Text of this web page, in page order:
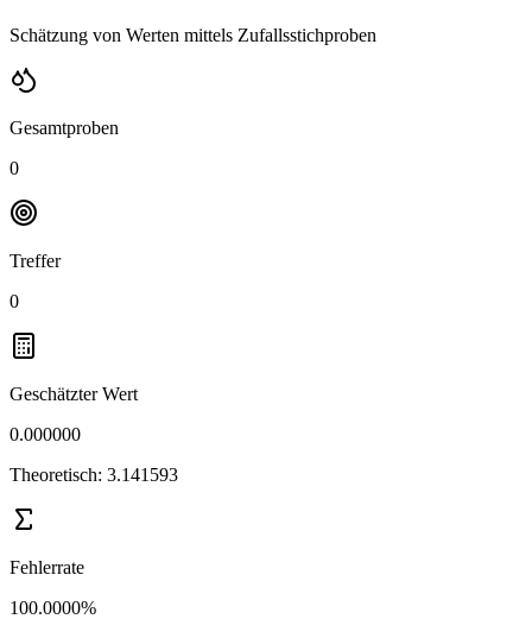
Schätzung von Werten mittels Zufallsstichproben
Gesamtproben
0
Treffer
0
Geschätzter Wert
0.000000
Theoretisch: 3.141593
Fehlerrate
100.0000%